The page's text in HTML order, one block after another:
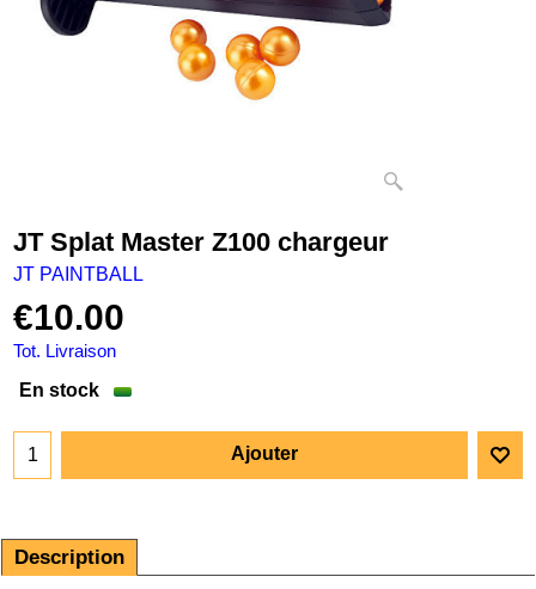
JT Splat Master Z100 chargeur
JT PAINTBALL
€10.00
Tot. Livraison
En stock
Ajouter
Description